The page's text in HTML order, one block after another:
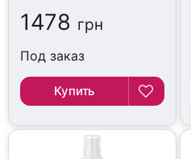
1478 грн
Под заказ
Купить